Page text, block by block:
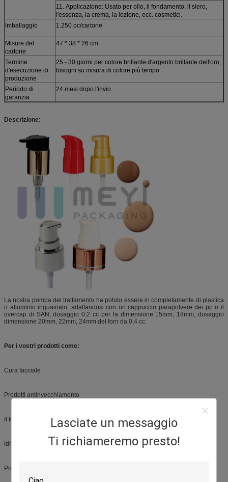
Lasciate un messaggio
Ti richiameremo presto!
11. Applicazione: Usato per olio, il fondamento, il siero,
l'essenza, la crema, la lozione, ecc. cosmetici.
Imballaggio
1.250 pc/cartone
Misure del
cartone
47 * 38 * 26 cm
Termine
d'esecuzione di
produzione
25 - 30 giorni per colore brillante d'argento brillante dell'oro,
bisogni su misura di colore più tempo.
Periodo di
garanzia
24 mesi dopo l'invio
Descrizione:
La nostra pompa del trattamento ha potuto essere in completamente di plastica
o alluminio inguainato, adattandosi con un cappuccio parapolvere dei pp o il
overcap di SAN, dosaggio 0,2 cc per la dimensione 15mm, 18mm, dosaggio
dimensione 20mm, 22mm, 24mm del forn da 0,4 cc.
Per i vostri prodotti come:
Cura facciale
Prodotti antinvecchiamento
Il fondamento screma
Idratante
Prodotti di contorno dell'occhio